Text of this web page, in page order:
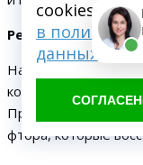
На ранней стадии
которое укрепляет
Проводится курс
фтора, которые
cookies
в политике
данных